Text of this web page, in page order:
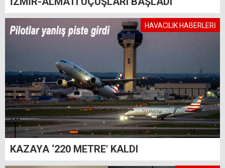
HAVACILIK HABERLERİ
KAZAYA ‘220 METRE' KALDI